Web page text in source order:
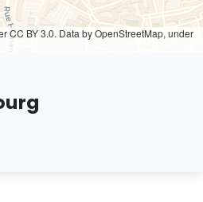
CC BY 3.0. Data by OpenStreetMap, under